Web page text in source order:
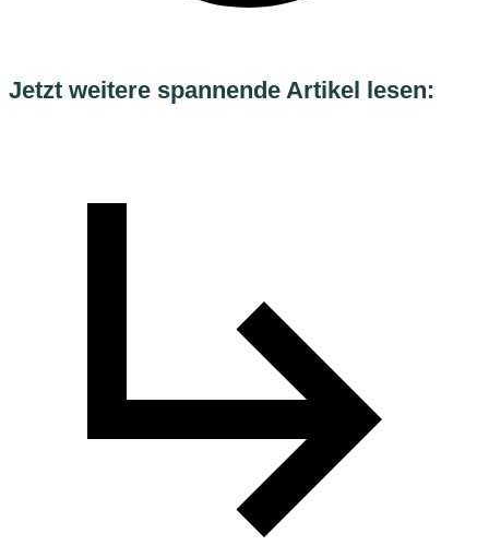
Jetzt weitere spannende Artikel lesen: